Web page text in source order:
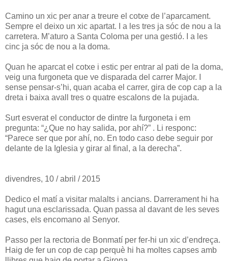
Camino un xic per anar a treure el cotxe de l’aparcament.
Sempre el deixo un xic apartat. I a les tres ja sóc de nou a la
carretera. M’aturo a Santa Coloma per una gestió. I a les
cinc ja sóc de nou a la doma.
Quan he aparcat el cotxe i estic per entrar al pati de la doma,
veig una furgoneta que ve disparada del carrer Major. I
sense pensar-s’hi, quan acaba el carrer, gira de cop cap a la
dreta i baixa avall tres o quatre escalons de la pujada.
Surt esverat el conductor de dintre la furgoneta i em
pregunta: “¿Que no hay salida, por ahí?” . Li responc:
“Parece ser que por ahí, no. En todo caso debe seguir por
delante de la Iglesia y girar al final, a la derecha”.
divendres, 10 / abril / 2015
Dedico el matí a visitar malalts i ancians. Darrerament hi ha
hagut una esclarissada. Quan passa al davant de les seves
cases, els encomano al Senyor.
Passo per la rectoria de Bonmatí per fer-hi un xic d’endreça.
Haig de fer un cop de cap perquè hi ha moltes capses amb